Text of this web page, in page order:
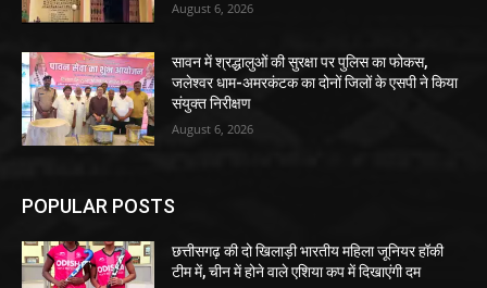
August 6, 2026
सावन में श्रद्धालुओं की सुरक्षा पर पुलिस का फोकस,
जलेश्वर धाम-अमरकंटक का दोनों जिलों के एसपी ने किया
संयुक्त निरीक्षण
August 6, 2026
POPULAR POSTS
छत्तीसगढ़ की दो खिलाड़ी भारतीय महिला जूनियर हॉकी
टीम में, चीन में होने वाले एशिया कप में दिखाएंगी दम